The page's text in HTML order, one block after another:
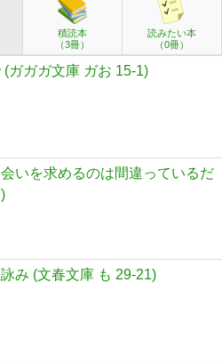
積読本
（3冊）
読みたい本
（0冊）
ガガガ文庫 ガお 15-1)
いを求めるのは間違っているだ
み (文春文庫 も 29-21)